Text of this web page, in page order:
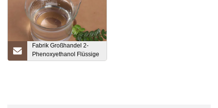
Fabrik Großhandel 2-
Phenoxyethanol Flüssige
Eph Chemische Rohstoffe